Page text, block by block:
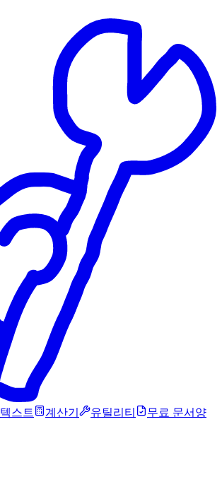
텍스트 계산기 유틸리티
무료 문서양